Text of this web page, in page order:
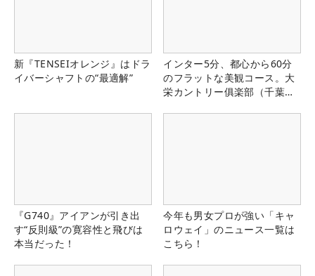
新『TENSEIオレンジ』はドラ
イバーシャフトの“最適解”
インター5分、都心から60分
のフラットな美観コース。大
栄カントリー俱楽部（千葉
『G740』アイアンが引き出
す“反則級”の寛容性と飛びは
本当だった！
今年も男女プロが強い「キャ
ロウェイ」のニュース一覧は
こちら！